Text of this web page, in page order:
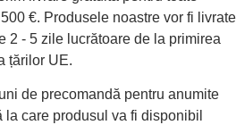
€. Produsele noastre vor fi livrate
2 - 5 zile lucrătoare de la primirea
țărilor UE.
de precomandă pentru anumite
care produsul va fi disponibil